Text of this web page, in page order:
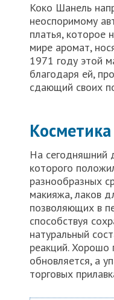
Коко Шанель
неоспоримому
платья, которое
мире аромат,
1971 году этой
благодаря ей,
сдающий своих
Косметика
На сегодняшний
которого
разнообразных
макияжа, лаков
позволяющих в
способствуя
натуральный
реакций. Хорошо
обновляется, а
торговых